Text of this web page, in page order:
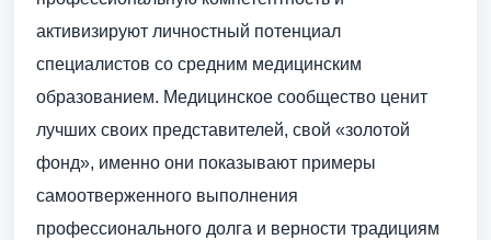
активизируют личностный потенциал
специалистов со средним медицинским
образованием. Медицинское сообщество ценит
лучших своих представителей, свой «золотой
фонд», именно они показывают примеры
самоотверженного выполнения
профессионального долга и верности традициям